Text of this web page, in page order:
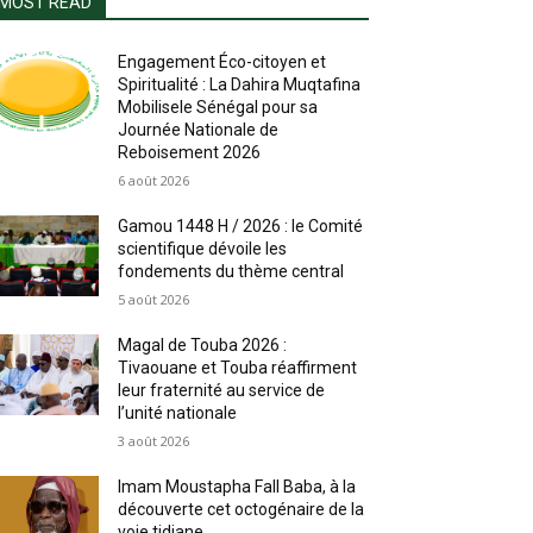
Engagement Éco-citoyen et
Spiritualité : La Dahira Muqtafina
Mobilisele Sénégal pour sa
Journée Nationale de
Reboisement 2026
6 août 2026
Gamou 1448 H / 2026 : le Comité
scientifique dévoile les
fondements du thème central
5 août 2026
Magal de Touba 2026 :
Tivaouane et Touba réaffirment
leur fraternité au service de
l’unité nationale
3 août 2026
Imam Moustapha Fall Baba, à la
découverte cet octogénaire de la